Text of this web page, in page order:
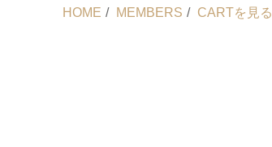
HOME / MEMBERS / CARTを見る